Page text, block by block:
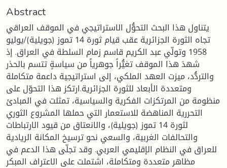
Abstract
يتناول هذا البحث التحوُّل الاستراتيجي في الموقف العراقي
تجاه الثورة الجزائرية عقب قيام ثورة 14 تموز (جويلية)/يوليو
1958 وتولّي عبد الكريم قاسم زمام السلطة في العراق. إذ
شهدَ هذا الموقف تغيُّراً جوهرياً من سياسةٍ تتسم بالحذر
والتردُّد، ميزت العهد الملكي، إلى استراتيجية داعمة متكاملة
ومتعددة الأبعاد للثورة الجزائرية.ارتكز هذا التحوّل على
منظومة من المرتكزات الفكرية والسياسية، تمثلت في المبادئ
التحررية المناهضة للاستعمار التي حملها المشروع الثوري
لثورة 14 تموز (جويلية)، والانعتاق من قيود الارتباطات
والتحالفات الغربية، والسعي نحو ترسيخ المكانة الريادية
للعراق في النظام الإقليمي العربي. وقد تجلّى هذا الدعم في
مظاهر متعددة ومتكاملة، اشتملت على الاعتراف المبكر